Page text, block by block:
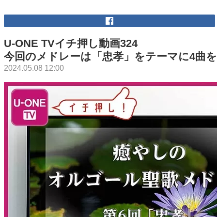
U-ONE TVイチ押し動画324
今回のメドレーは「忠孝」をテーマに4曲
2024.05.08 12:00